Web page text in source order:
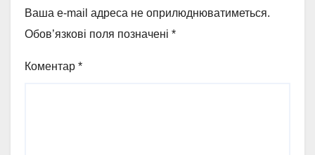
Ваша e-mail адреса не оприлюднюватиметься.
Обов’язкові поля позначені *
Коментар *